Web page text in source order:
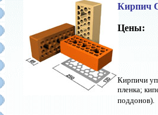
Кирпич
Цены:
Кирпичи
пленка;
поддонов).